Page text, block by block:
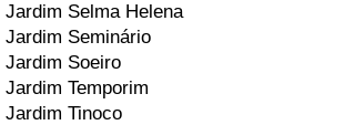
Jardim Selma Helena
Jardim Seminário
Jardim Soeiro
Jardim Temporim
Jardim Tinoco